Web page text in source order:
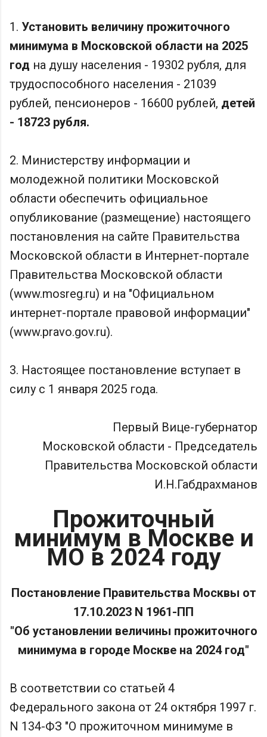
1. Установить величину прожиточного
минимума в Московской области на 2025
год на душу населения - 19302 рубля, для
трудоспособного населения - 21039
рублей, пенсионеров - 16600 рублей, детей
- 18723 рубля.
2. Министерству информации и
молодежной политики Московской
области обеспечить официальное
опубликование (размещение) настоящего
постановления на сайте Правительства
Московской области в Интернет-портале
Правительства Московской области
(www.mosreg.ru) и на "Официальном
интернет-портале правовой информации"
(www.pravo.gov.ru).
3. Настоящее постановление вступает в
силу с 1 января 2025 года.
Первый Вице-губернатор
Московской области - Председатель
Правительства Московской области
И.Н.Габдрахманов
Прожиточный
минимум в Москве и
МО в 2024 году
Постановление Правительства Москвы от
17.10.2023 N 1961-ПП
"Об установлении величины прожиточного
минимума в городе Москве на 2024 год"
В соответствии со статьей 4
Федерального закона от 24 октября 1997 г.
N 134-ФЗ "О прожиточном минимуме в